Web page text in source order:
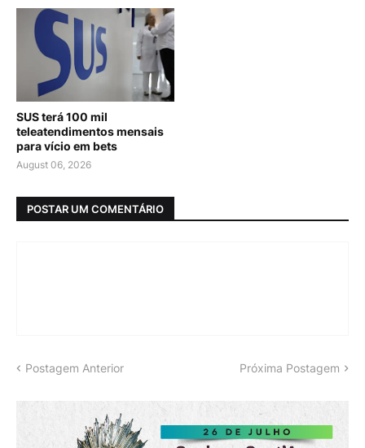
SUS terá 100 mil
teleatendimentos mensais
para vício em bets
August 06, 2026
POSTAR UM COMENTÁRIO
Postagem Anterior Próxima Postagem